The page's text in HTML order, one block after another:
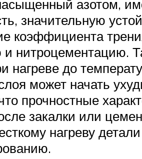
азотом,
значительную
коэффициента
нитроцементацию.
до
может начать
прочностные
закалки или
нагреву